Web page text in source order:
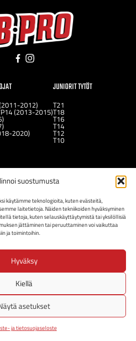
suostumusta
käytämme teknologioita, kuten evästeitä,
laitetietoja. Näiden tekniikoiden hyväksyminen
tietoja, kuten selauskäyttäytymistä tai yksilöllisiä
jättäminen tai peruuttaminen voi vaikuttaa
ja toimintoihin.
Hyväksy
Kiellä
asetukset
ja tietosuojaseloste
Facebook
2012)
(2013-2015)
2020)
JUNIORIT TYTÖT
T21
T18
T16
T14
T12
T10
15, 01800 Klaukkala